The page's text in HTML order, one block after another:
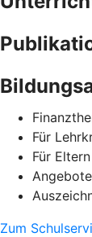
Für
Für Eltern
Angebote
Zum